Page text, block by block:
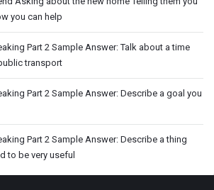
you can help
Part 2 Sample Answer: Talk about a time
transport
Part 2 Sample Answer: Describe a goal you
Part 2 Sample Answer: Describe a thing
to be very useful